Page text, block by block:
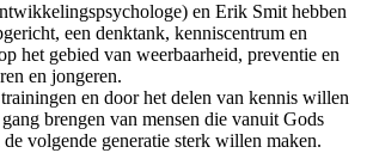
en Erik Smit hebben
een denktank, kenniscentrum en
het gebied van weerbaarheid, preventie en
en jongeren.
en door het delen van kennis willen
brengen van mensen die vanuit Gods
volgende generatie sterk willen maken.